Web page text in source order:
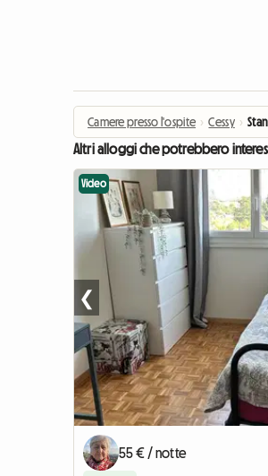
Camere presso l'ospite › Cessy ›
Altri alloggi che potrebbero
Video
❮
55 € / notte